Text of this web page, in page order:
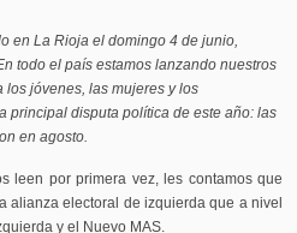
en La Rioja el domingo 4 de junio,
todo el país estamos lanzando nuestros
los jóvenes, las mujeres y los
principal disputa política de este año: las
en agosto.
leen por primera vez, les contamos que
alianza electoral de izquierda que a nivel
y el Nuevo MAS.